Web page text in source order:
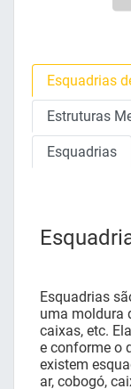
Esquadrias
Estruturas
Esquadrias
Esquadrias
uma moldura
caixas, etc.
e conforme o
existem
ar, cobogó,